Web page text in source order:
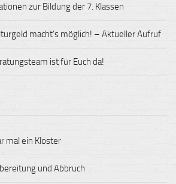
zur Bildung der 7. Klassen
macht’s möglich! – Aktueller Aufruf
ist für Euch da!
mal ein Kloster
und Abbruch